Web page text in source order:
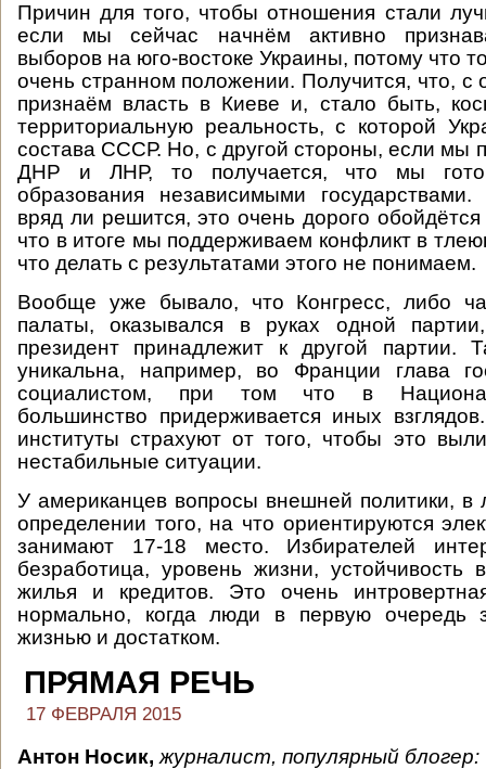
Причин для того, чтобы отношения стали
если мы сейчас начнём активно
выборов на юго-востоке Украины, потому что
очень странном положении. Получится, что,
признаём власть в Киеве и, стало быть,
территориальную реальность, с которой
состава СССР. Но, с другой стороны, если мы
ДНР и ЛНР, то получается, что мы
образования независимыми
вряд ли решится, это очень дорого обойдётся
что в итоге мы поддерживаем конфликт в
что делать с результатами этого не понимаем.
Вообще уже бывало, что Конгресс, либо
палаты, оказывался в руках одной
президент принадлежит к другой партии.
уникальна, например, во Франции глава
социалистом, при том что в
большинство придерживается иных
институты страхуют от того, чтобы это
нестабильные ситуации.
У американцев вопросы внешней политики, в
определении того, на что ориентируются
занимают 17-18 место. Избирателей
безработица, уровень жизни, устойчивость
жилья и кредитов. Это очень
нормально, когда люди в первую очередь
жизнью и достатком.
ПРЯМАЯ РЕЧЬ
17 ФЕВРАЛЯ 2015
Антон Носик, журналист, популярный блогер: